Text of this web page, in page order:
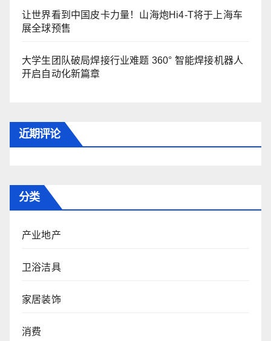
让世界看到中国皮卡力量！山海炮Hi4-T将于上海车
展全球预售
大学生团队破局焊接行业难题 360° 智能焊接机器人
开启自动化新篇章
近期评论
分类
产业地产
卫浴洁具
家居装饰
消费